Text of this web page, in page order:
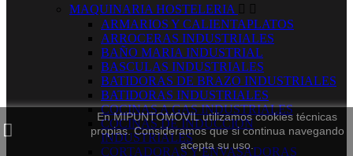
En MIPUNTOMOVIL utilizamos cookies técnicas
propias. Consideramos que si continua navegando
acepta su uso.
MAQUINARIA HOSTELERIA  
ARMARIOS Y CALIENTAPLATOS
ARROCERAS INDUSTRIALES
BAÑO MARIA INDUSTRIAL
BASCULAS INDUSTRIALES
BATIDORAS DE BRAZO INDUSTRIALES
BATIDORAS INDUSTRIALES
COCINAS A GAS INDUSTRIALES
COCINAS DE INDUCCION
INDUSTRIALES
CORTADORAS Y ENVASADORAS